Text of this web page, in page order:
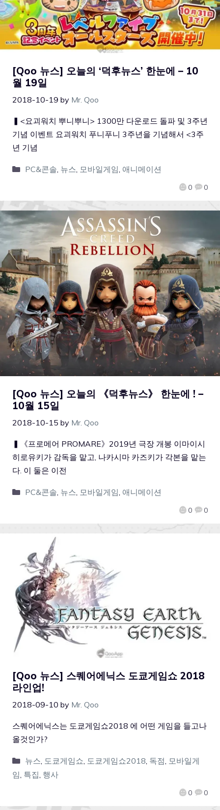
[Qoo 뉴스] 오늘의 ‘덕후뉴스’ 한눈에 – 10
월 19일
2018-10-19 by Mr. Qoo
0 0
▍<요괴워치 뿌니뿌니> 1300만 다운로드 돌파 및 3주년
기념 이벤트 요괴워치 푸니푸니 3주년을 기념해서 <3주
년 기념
PC&콘솔 뉴스 모바일게임 애니메이션
[Qoo 뉴스] 오늘의 《덕후뉴스》 한눈에 ! –
10월 15일
2018-10-15 by Mr. Qoo
0 0
▍《프로메어 PROMARE》2019년 극장 개봉 이마이시
히로유키가 감독을 맡고, 나카시마 카즈키가 각본을 맡는
다. 이 둘은 이전
PC&콘솔 뉴스 모바일게임 애니메이션
[Qoo 뉴스] 스퀘어에닉스 도쿄게임쇼 2018
라인업!
2018-09-10 by Mr. Qoo
0 0
스퀘어에닉스는 도쿄게임쇼2018 에 어떤 게임을 들고나
올것인가?
뉴스, 도쿄게임쇼, 도쿄게임쇼2018, 독점, 모바일게
임, 특집, 행사